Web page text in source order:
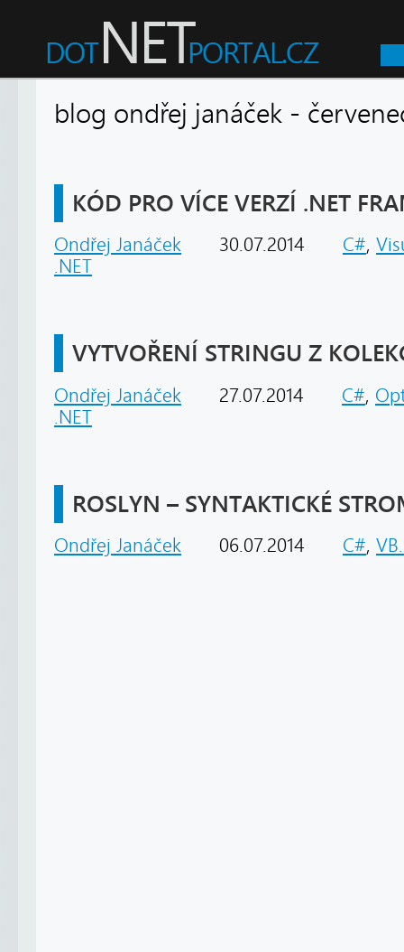
blog ondřej janáček -
KÓD PRO VÍCE VERZÍ .NET
Ondřej Janáček 30.07.2014 C#,
.NET
VYTVOŘENÍ STRINGU Z
Ondřej Janáček 27.07.2014 C#,
.NET
ROSLYN – SYNTAKTICKÉ
Ondřej Janáček 06.07.2014 C#,